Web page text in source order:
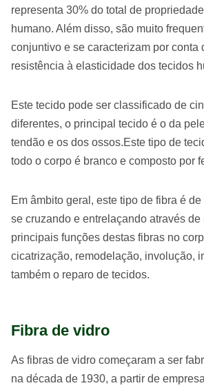
representa 30% do total de
humano. Além disso, são muito
conjuntivo e se caracterizam por conta
resistência à elasticidade dos tecidos
Este tecido pode ser classificado de
diferentes, o principal tecido é o da
tendão e os dos ossos.Este tipo de
todo o corpo é branco e composto por
Em âmbito geral, este tipo de fibra é
se cruzando e entrelaçando através de
principais funções destas fibras no
cicatrização, remodelação, involução,
também o reparo de tecidos.
Fibra de vidro
As fibras de vidro começaram a ser
na década de 1930, a partir de